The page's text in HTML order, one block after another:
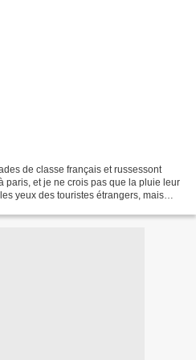
de classe français et russessont
paris, et je ne crois pas que la pluie leur
yeux des touristes étrangers, mais